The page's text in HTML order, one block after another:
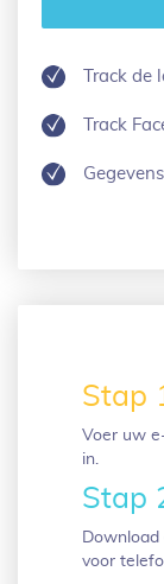
Track
Track
Stap
Voer uw
in.
Stap
voor